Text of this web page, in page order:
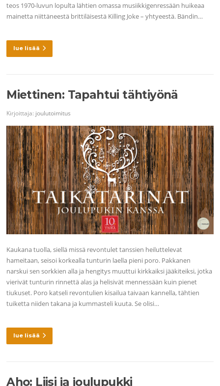
teos 1970-luvun lopulta lähtien omassa musiikkigenressään huikeaa
mainetta niittäneestä brittiläisestä Killing Joke – yhtyeestä. Bändin…
lue lisää
Miettinen: Tapahtui tähtiyönä
Kirjoittaja: joulutoimitus
Kaukana tuolla, siellä missä revontulet tanssien heiluttelevat
hameitaan, seisoi korkealla tunturin laella pieni poro. Pakkanen
narskui sen sorkkien alla ja hengitys muuttui kirkkaiksi jääkiteiksi, jotka
vierivät tunturin rinnettä alas ja helisivät mennessään kuin pienet
tiukuset. Poro katseli revontulien kisailua taivaan kannella, tähtien
tuiketta niiden takana ja kummasteli kuuta. Se olisi…
lue lisää
Aho: Liisi ja joulupukki